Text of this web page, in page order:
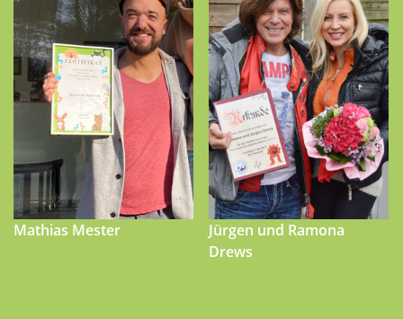
Mathias Mester
Jürgen und Ramona
Drews